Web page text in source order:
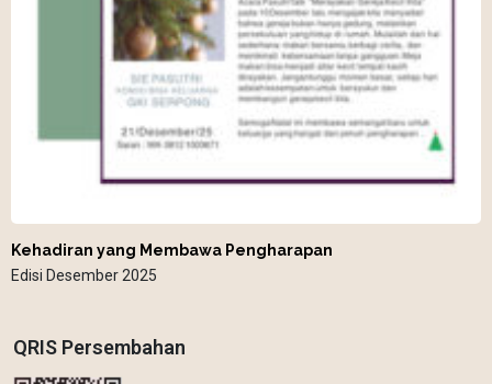
Kehadiran yang Membawa Pengharapan
Edisi Desember 2025
QRIS Persembahan